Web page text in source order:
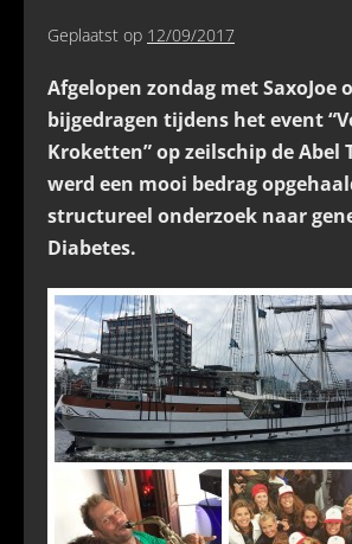
Geplaatst op 12/09/2017
Afgelopen zondag met SaxoJoe
bijgedragen tijdens het event
Kroketten” op zeilschip de Abel
werd een mooi bedrag
structureel onderzoek naar
Diabetes.